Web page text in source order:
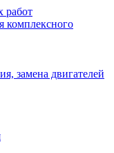
работ
комплексного
замена двигателей